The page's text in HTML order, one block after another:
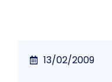
13/02/2009